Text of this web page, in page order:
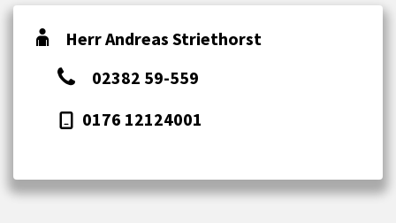
Herr Andreas Striethorst
02382 59-559
0176 12124001